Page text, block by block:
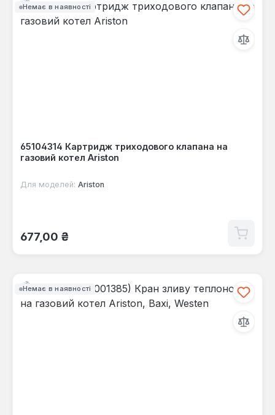
Немає в наявності
65104314 Картридж триходового клапана на
газовий котел Ariston
Для моделей: Ariston
Звичайна ціна:
677,00 ₴
Немає в наявності